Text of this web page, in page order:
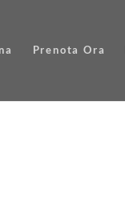
Prenota Ora